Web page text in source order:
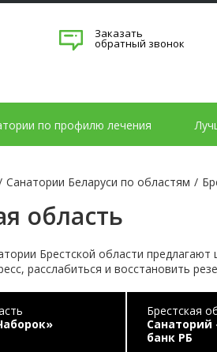
Заказать
обратный звонок
по профилю лечения
Санатории Беларуси по областям /
область
Брестской области
расслабиться и восстановить
Брестская
Санаторий
банк РБ